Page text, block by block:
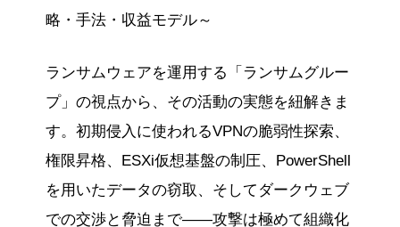
略・手法・収益モデル～
ランサムウェアを運用する「ランサムグルー
プ」の視点から、その活動の実態を紐解きま
す。初期侵入に使われるVPNの脆弱性探索、
権限昇格、ESXi仮想基盤の制圧、PowerShell
を用いたデータの窃取、そしてダークウェブ
での交渉と脅迫まで——攻撃は極めて組織化